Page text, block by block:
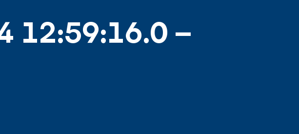
12:59:16.0 –